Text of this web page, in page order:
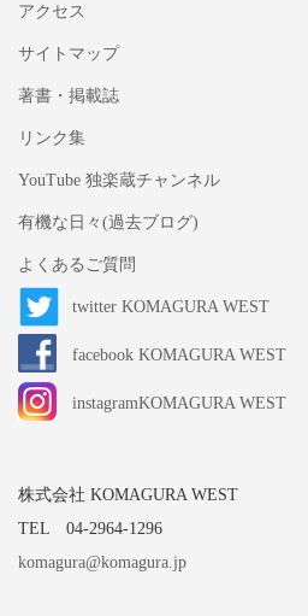
アクセス
サイトマップ
著書・掲載誌
リンク集
YouTube 独楽蔵チャンネル
有機な日々(過去ブログ)
よくあるご質問
twitter KOMAGURA WEST
facebook KOMAGURA WEST
instagramKOMAGURA WEST
株式会社 KOMAGURA WEST
TEL 04-2964-1296
komagura@komagura.jp